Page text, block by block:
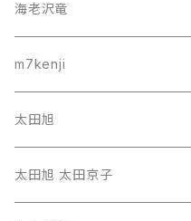
海老沢竜
m7kenji
太田旭
太田旭 太田京子